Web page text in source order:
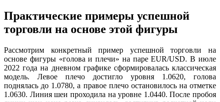
Практические примеры успешной
торговли на основе этой фигуры
Рассмотрим конкретный пример успешной торговли на
основе фигуры «голова и плечи» на паре EUR/USD. В июле
2022 года на дневном графике сформировалась классическая
модель. Левое плечо достигло уровня 1.0620, голова
поднялась до 1.0780, а правое плечо остановилось на отметке
1.0630. Линия шеи проходила на уровне 1.0440. После пробоя